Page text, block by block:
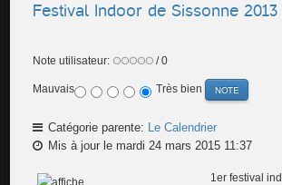
Festival Indoor de Sissonne 2013
Note utilisateur: / 0
Mauvais Très bien
Catégorie parente: Le Calendrier
Mis à jour le mardi 24 mars 2015 11:37
1er festival